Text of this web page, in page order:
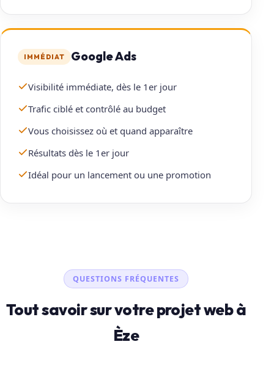
IMMÉDIAT Google Ads
Visibilité immédiate, dès le 1er jour
Trafic ciblé et contrôlé au budget
Vous choisissez où et quand apparaître
Résultats dès le 1er jour
Idéal pour un lancement ou une promotion
QUESTIONS FRÉQUENTES
Tout savoir sur votre projet web à
Èze